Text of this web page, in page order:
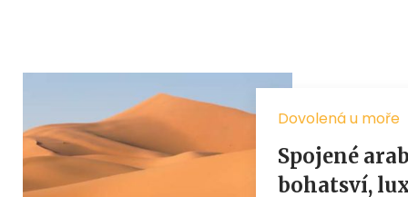
Dovolená u moře
Spojené
bohatsví,